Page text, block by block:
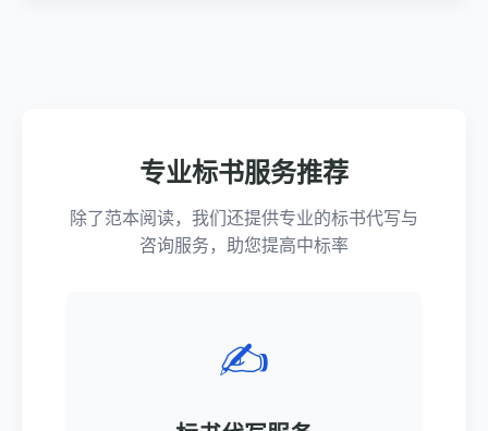
专业标书服务推荐
除了范本阅读，我们还提供专业的标书代写与
咨询服务，助您提高中标率
✍️